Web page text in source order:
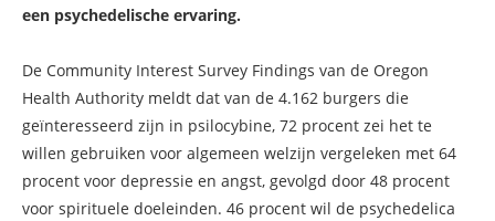
een psychedelische ervaring.
De Community Interest Survey Findings van de Oregon
Health Authority meldt dat van de 4.162 burgers die
geïnteresseerd zijn in psilocybine, 72 procent zei het te
willen gebruiken voor algemeen welzijn vergeleken met 64
procent voor depressie en angst, gevolgd door 48 procent
voor spirituele doeleinden. 46 procent wil de psychedelica